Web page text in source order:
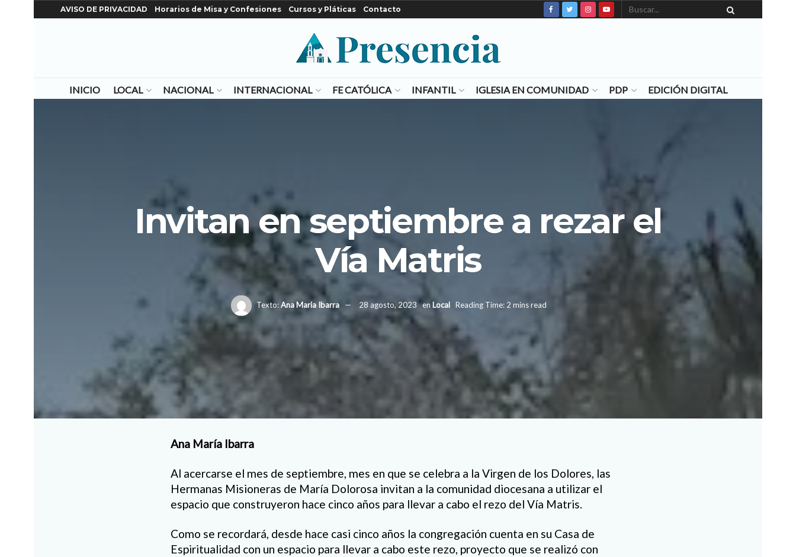
AVISO DE PRIVACIDAD Horarios de Misa y Confesiones Cursos y Pláticas Contacto
INICIO LOCAL NACIONAL INTERNACIONAL FE CATÓLICA INFANTIL IGLESIA EN COMUNIDAD PDP EDICIÓN DIGITAL
Invitan en septiembre a rezar el
Vía Matris
Texto:Ana Maria Ibarra 28 agosto, 2023 en Local Reading Time: 2 mins read
Ana María Ibarra
Al acercarse el mes de septiembre, mes en que se celebra a la Virgen de los Dolores, las
Hermanas Misioneras de María Dolorosa invitan a la comunidad diocesana a utilizar el
espacio que construyeron hace cinco años para llevar a cabo el rezo del Vía Matris.
Como se recordará, desde hace casi cinco años la congregación cuenta en su Casa de
Espiritualidad con un espacio para llevar a cabo este rezo, proyecto que se realizó con